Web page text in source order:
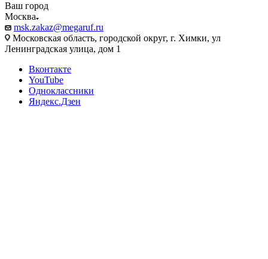
Ваш город
Москва
msk.zakaz@megaruf.ru
Московская область, городской округ, г. Химки, ул
Ленинградская улица, дом 1
Вконтакте
YouTube
Одноклассники
Яндекс.Дзен